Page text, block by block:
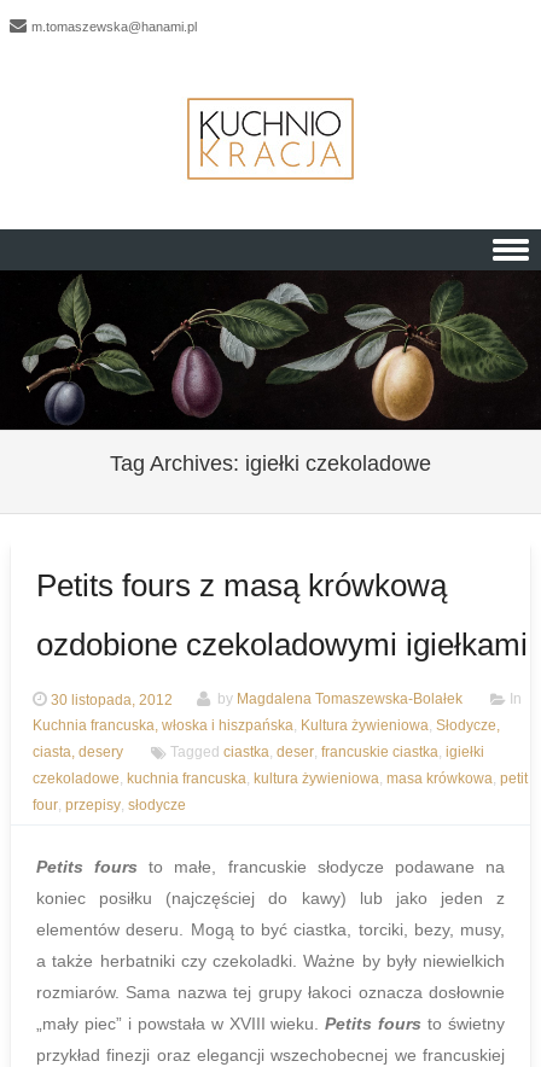
m.tomaszewska@hanami.pl
Skip to content
Tag Archives: igiełki czekoladowe
Petits fours z masą krówkową
ozdobione czekoladowymi igiełkami
30 listopada, 2012 by Magdalena Tomaszewska-Bolałek
In
Kuchnia francuska, włoska i hiszpańska, Kultura żywieniowa, Słodycze,
ciasta, desery
Tagged ciastka, deser, francuskie ciastka, igiełki
czekoladowe, kuchnia francuska, kultura żywieniowa, masa krówkowa, petit
four, przepisy, słodycze
Petits fours to małe, francuskie słodycze podawane na
koniec posiłku (najczęściej do kawy) lub jako jeden z
elementów deseru. Mogą to być ciastka, torciki, bezy, musy,
a także herbatniki czy czekoladki. Ważne by były niewielkich
rozmiarów. Sama nazwa tej grupy łakoci oznacza dosłownie
„mały piec” i powstała w XVIII wieku.Petits fours to świetny
przykład finezji oraz elegancji wszechobecnej we francuskiej